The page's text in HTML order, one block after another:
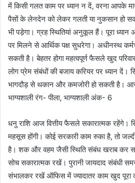
में किसी गलत काम पर ध्यान न दें, वरना आपके
पैसों के लेनदेन को लेकर गलती या नुकसान हो
भी पड़ेगा। ग्रह स्थितियां अनुकूल हैं। पूरा
पर मिलने से आर्थिक पक्ष सुधरेगा। अधीनस्थ
सकती है। बेहतर होगा महत्वपूर्ण फैसले खुद
लोग प्रेम संबंधों की बजाय करियर पर ध्यान दें।
भागदौड़ से थकान और कमजोरी हो सकती है।
भाग्यशाली रंग- पीला, भाग्यशाली अंक- 6
धनु राशि आज वित्तीय फैसले सकारात्मक रहेंगे।
महसूस होंगी। कोई सरकारी काम रुका है, तो
है। शक और वहम जैसी स्थिति संबंध खराब कर
सोच सकारात्मक रखें। पुरानी जायदाद संबंधी
संभालकर रखें ऑफिस में ज्यादातर काम खुद पूरा